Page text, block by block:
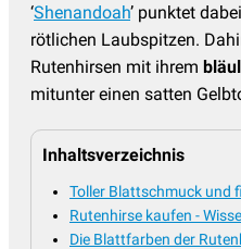
‘Shenandoah’ punktet
rötlichen Laubspitzen.
Rutenhirsen mit ihrem
mitunter einen satten
Inhaltsverzeichnis
Toller Blattschmuck und
Rutenhirse kaufen -
Die Blattfarben der